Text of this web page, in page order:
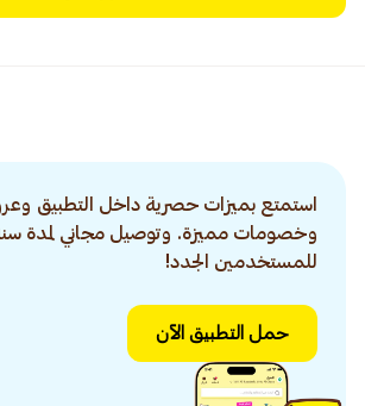
استمتع بميزات حصرية داخل التطبيق
وخصومات مميزة. وتوصيل مجاني لمدة
للمستخدمين الجدد!
حمل التطبيق الآن